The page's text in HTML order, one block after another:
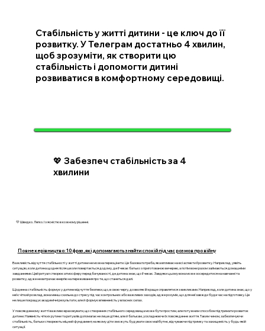
Стабільність у житті дитини - це ключ до її
розвитку. У Телеграм достатньо 4 хвилин,
щоб зрозуміти, як створити цю
стабільність і допомогти дитині
розвиватися в комфортному середовищі.
💖 Забезпеч стабільність за 4
хвилини
💛 Швидко. Легко. І з ясністю в кожному рішенні.
Повне керівництво: 10 фраз, які допомагають знайти спокій під час розмов про війну
Важливість відчуття стабільності у житті дитини не можна переоцінити. Це базова потреба, яка впливає на всі аспекти її розвитку. Наприклад, уявіть
ситуацію, коли дитина щодня після школи повертається додому, де її чекає батько з приготованою вечерею, а потім вони разом займаються домашніми
завданнями. Цей ритуал створює атмосферу передбачуваності, де дитина знає, що її чекає. Завдяки цьому вона може зосередитися на навчанні та
розвитку, адже не витрачає енергію на переживання про те, що станеться далі.
Щоденна стабільність формує у дитини відчуття безпеки, що, в свою чергу, дозволяє їй краще справлятися з викликами. Наприклад, коли дитина знає, що у
неї є чіткий розклад, вона менш схильна до стресу під час контрольних або важливих заходів, адже розуміє, що для неї завжди буде час на підготовку. Це
не лише покращує академічні результати, але й формує впевненість у власних силах.
У повсякденному житті важливо враховувати, що створення стабільного середовища може бути простим, але потужним способом підтримати розвиток
дитини. Наявність чітких рутини та ритуалів допомагає не лише дітям, але й батькам, ускладнюючи їх повсякденне життя. Таким чином, забезпечуючи
стабільність, батьки створюють міцний фундамент, на якому діти зможуть будувати своє майбутнє, відчуваючи підтримку та захищеність у будь-якій
ситуації.